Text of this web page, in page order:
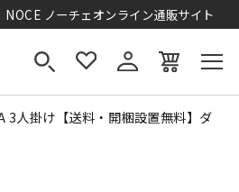
ノーチェオンライン通販サイト
3人掛け【送料・開梱設置無料】ダ